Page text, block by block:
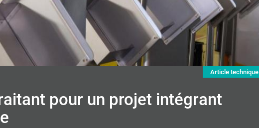
Article technique
pour un projet intégrant